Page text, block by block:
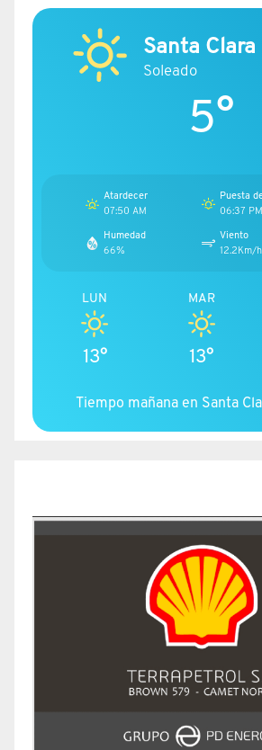
Santa Clara
Soleado
5°
Atardecer
07:50 AM
Puesta
06:37 PM
Humedad
66%
Viento
12.2Km/h
LUN
13°
MAR
13°
Tiempo mañana en Santa